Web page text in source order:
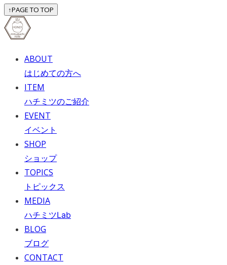
↑PAGE TO TOP
ABOUT
はじめての方へ
ITEM
ハチミツのご紹介
EVENT
イベント
SHOP
ショップ
TOPICS
トピックス
MEDIA
ハチミツLab
BLOG
ブログ
CONTACT